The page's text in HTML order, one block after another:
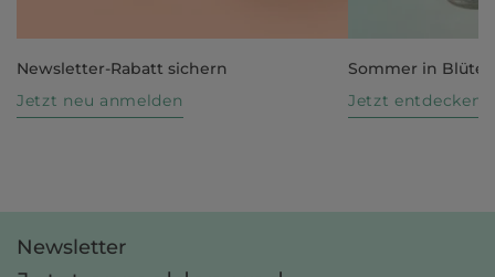
Newsletter-Rabatt sichern
Jetzt neu anmelden
Sommer in Blüte
Jetzt entdecken
Newsletter